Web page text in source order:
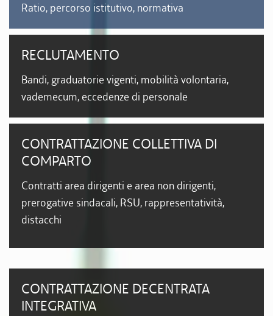
Ratio, percorso istitutivo, normativa
RECLUTAMENTO
Bandi, graduatorie vigenti, mobilità volontaria,
vademecum, eccedenze di personale
CONTRATTAZIONE COLLETTIVA DI
COMPARTO
Contratti area dirigenti e area non dirigenti,
prerogative sindacali, RSU, rappresentatività,
distacchi
CONTRATTAZIONE DECENTRATA
INTEGRATIVA